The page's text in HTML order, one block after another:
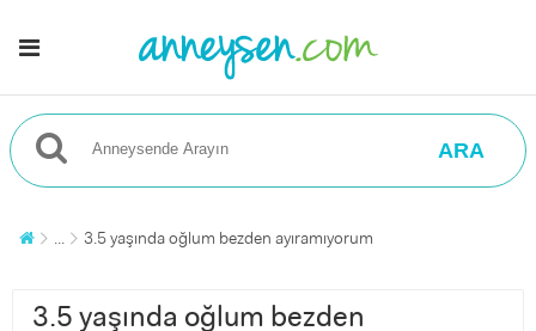
ARA
... 3.5 yaşında oğlum bezden ayıramıyorum
3.5 yaşında oğlum bezden